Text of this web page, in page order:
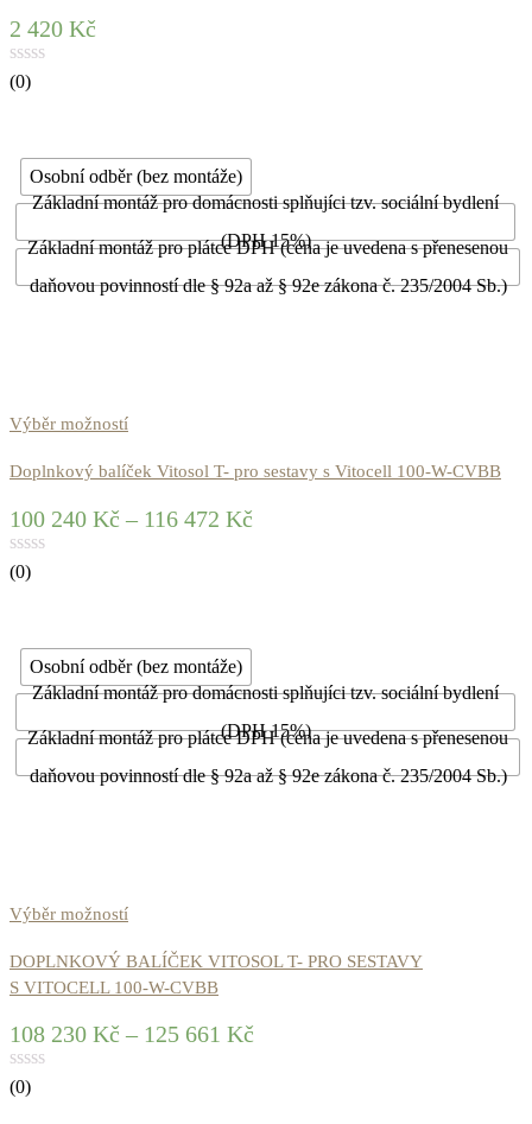
2 420 Kč
(0)
Osobní odběr (bez montáže)
Základní montáž pro domácnosti splňujíci tzv. sociální bydlení
(DPH 15%)
Základní montáž pro plátce DPH (cena je uvedena s přenesenou
daňovou povinností dle § 92a až § 92e zákona č. 235/2004 Sb.)
Výběr možností
Doplnkový balíček Vitosol T- pro sestavy s Vitocell 100-W-CVBB
100 240 Kč – 116 472 Kč
(0)
Osobní odběr (bez montáže)
Základní montáž pro domácnosti splňujíci tzv. sociální bydlení
(DPH 15%)
Základní montáž pro plátce DPH (cena je uvedena s přenesenou
daňovou povinností dle § 92a až § 92e zákona č. 235/2004 Sb.)
Výběr možností
DOPLNKOVÝ BALÍČEK VITOSOL T- PRO SESTAVY
S VITOCELL 100-W-CVBB
108 230 Kč – 125 661 Kč
(0)